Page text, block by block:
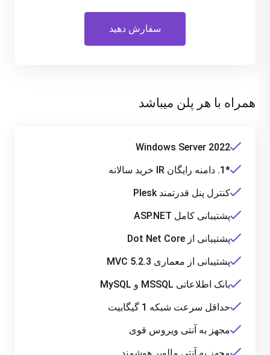
سفارش دهید
همراه با هر پلن میباشد
Windows Server 2022
*1. دامنه رایگان IR خرید سالانه
کنترل پنل قدرتمند Plesk
پشتیبانی کامل ASP.NET
پشتیبانی از Dot Net Core
پشتیبانی از معماری MVC 5.2.3
بانک اطلاعاتی MSSQL و MySQL
حداقل سرعت شبکه 1 گیگابیت
مجهز به آنتی ویروس قوی